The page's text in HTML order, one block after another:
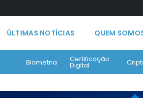
ÚLTIMAS NOTÍCIAS QUEM
Biometria Certificação
Digital